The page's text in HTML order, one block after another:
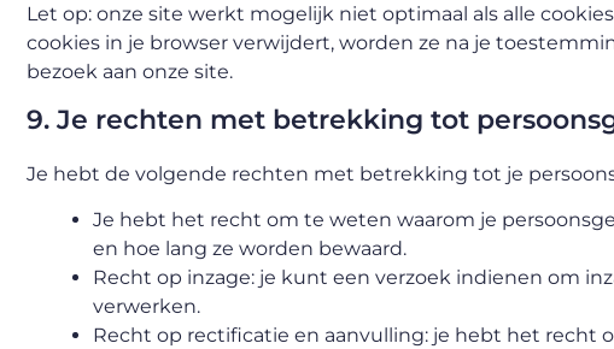
Let op: onze site werkt mogelijk niet optimaal als alle
cookies in je browser verwijdert, worden ze na je
bezoek aan onze site.
9. Je rechten met betrekking tot
Je hebt de volgende rechten met betrekking tot je
Je hebt het recht om te weten waarom je
en hoe lang ze worden bewaard.
Recht op inzage: je kunt een verzoek indienen om
verwerken.
Recht op rectificatie en aanvulling: je hebt het recht